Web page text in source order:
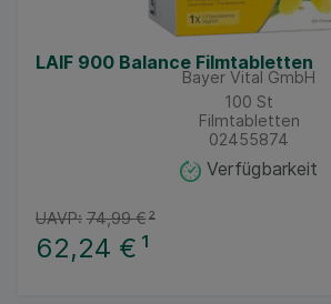
LAIF 900 Balance Filmtabletten
Bayer Vital GmbH
100 St
Filmtabletten
02455874
Verfügbarkeit
62,24 € ¹
UAVP: 74,99 €²